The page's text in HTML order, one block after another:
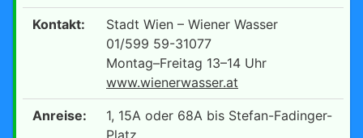
Kontakt:
Stadt Wien – Wiener Wasser
01/599 59-31077
Montag–Freitag 13–14 Uhr
www.wienerwasser.at
Anreise:
1, 15A oder 68A bis Stefan-Fadinger-
Platz